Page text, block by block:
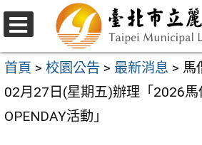
跳
至
主
要
內
選
單
首頁 > 校園公告 > 最新消息 > 馬
02月27日(星期五)辦理「2026
OPENDAY活動」